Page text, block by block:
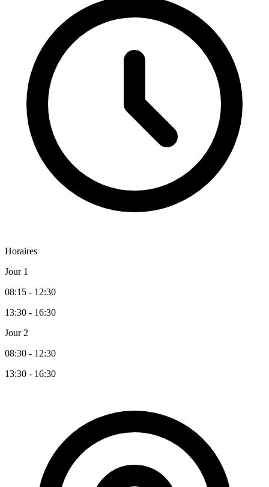
Horaires
Jour 1
08:15 - 12:30
13:30 - 16:30
Jour 2
08:30 - 12:30
13:30 - 16:30